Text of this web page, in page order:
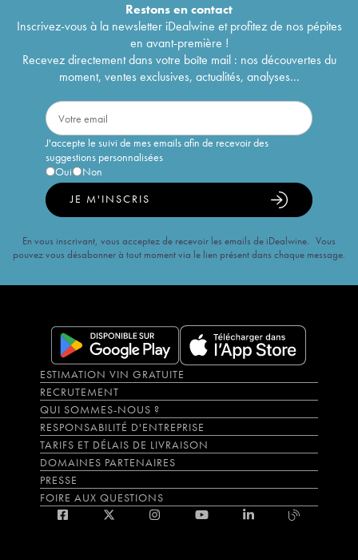
Restons encontact
Inscrivez-vous à la newsletter iDealwine et profitez de nos pépites
en avant-première !
Recevez directement dans votre boîte mail : nos découvertes du
moment, ventes exclusives, actualités, analyses...
J'accepte le suivi de mes emails afin de recevoir des
suggestions personnalisées
Oui
Non
JE M'INSCRIS
En vous inscrivant, vous acceptez de recevoir les emails de iDealwine. Vous
pouvez vous désabonner à tout moment via le lien présent dans chaque message.
ESTIMATION VIN GRATUITE
RECRUTEMENT
QUI SOMMES-NOUS ?
RESPONSABILITÉ D'ENTREPRISE
TARIFS ET DÉLAIS DE LIVRAISON
DOMAINES PARTENAIRES
PRESSE
FOIRE AUX QUESTIONS